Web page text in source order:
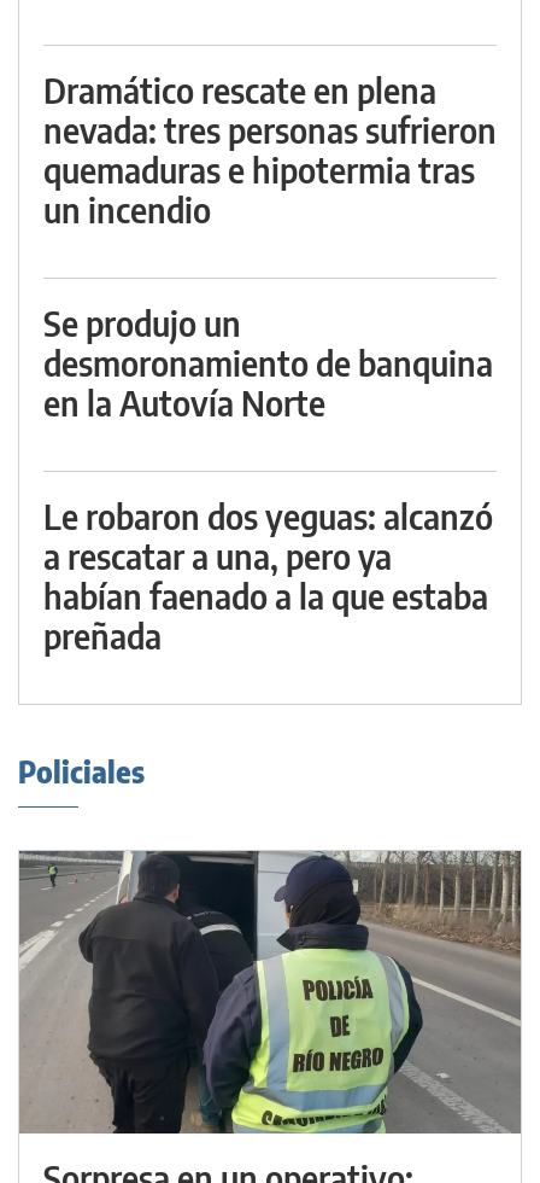
Dramático rescate en plena
nevada: tres personas sufrieron
quemaduras e hipotermia tras
un incendio
Se produjo un
desmoronamiento de banquina
en la Autovía Norte
Le robaron dos yeguas: alcanzó
a rescatar a una, pero ya
habían faenado a la que estaba
preñada
Policiales